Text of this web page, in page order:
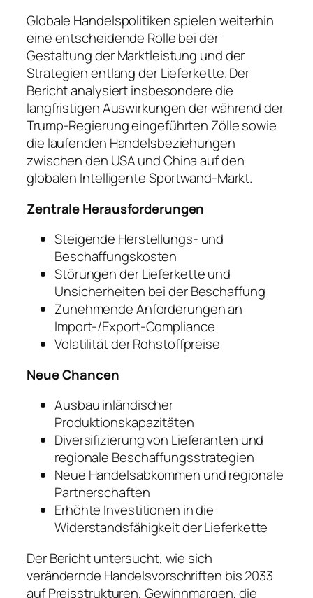
Globale Handelspolitiken spielen weiterhin
eine entscheidende Rolle bei der
Gestaltung der Marktleistung und der
Strategien entlang der Lieferkette. Der
Bericht analysiert insbesondere die
langfristigen Auswirkungen der während der
Trump-Regierung eingeführten Zölle sowie
die laufenden Handelsbeziehungen
zwischen den USA und China auf den
globalen Intelligente Sportwand-Markt.
Zentrale Herausforderungen
Steigende Herstellungs- und
Beschaffungskosten
Störungen der Lieferkette und
Unsicherheiten bei der Beschaffung
Zunehmende Anforderungen an
Import-/Export-Compliance
Volatilität der Rohstoffpreise
Neue Chancen
Ausbau inländischer
Produktionskapazitäten
Diversifizierung von Lieferanten und
regionale Beschaffungsstrategien
Neue Handelsabkommen und regionale
Partnerschaften
Erhöhte Investitionen in die
Widerstandsfähigkeit der Lieferkette
Der Bericht untersucht, wie sich
verändernde Handelsvorschriften bis 2033
auf Preisstrukturen, Gewinnmargen, die